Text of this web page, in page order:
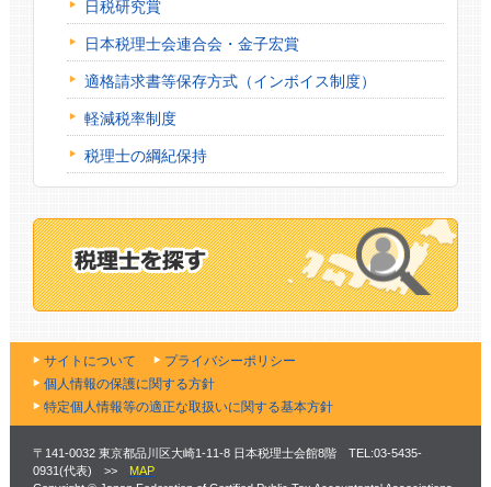
日税研究賞
日本税理士会連合会・金子宏賞
適格請求書等保存方式（インボイス制度）
軽減税率制度
税理士の綱紀保持
サイトについて
プライバシーポリシー
個人情報の保護に関する方針
特定個人情報等の適正な取扱いに関する基本方針
〒141-0032 東京都品川区大崎1-11-8 日本税理士会館8階 TEL:03-5435-
0931(代表) >> MAP